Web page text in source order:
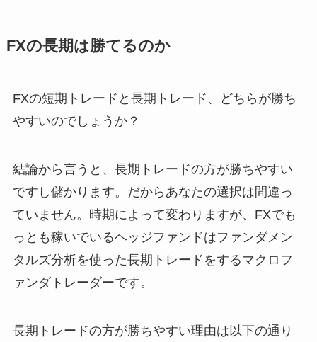
FXの長期は勝てるのか
FXの短期トレードと長期トレード、どちらが勝ち
やすいのでしょうか？
結論から言うと、長期トレードの方が勝ちやすい
ですし儲かります。だからあなたの選択は間違っ
ていません。時期によって変わりますが、FXでも
っとも稼いでいるヘッジファンドはファンダメン
タルズ分析を使った長期トレードをするマクロフ
ァンダトレーダーです。
長期トレードの方が勝ちやすい理由は以下の通り